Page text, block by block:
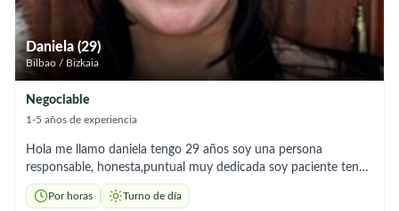
Daniela (29)
Bilbao / Bizkaia
Negociable
1-5 años de experiencia
Hola me llamo daniela tengo 29 años soy una persona
responsable, honesta,puntual muy dedicada soy paciente tengo
experiencia en el área de cuidados
Por horas Turno de día